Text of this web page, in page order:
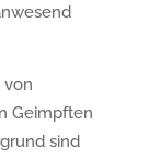
von
Geimpften
sind